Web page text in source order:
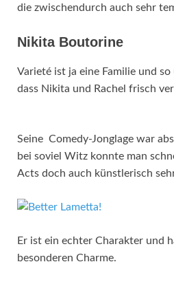
die zwischendurch auch sehr
Nikita Boutorine
Varieté ist ja eine Familie und
dass Nikita und Rachel frisch
Seine Comedy-Jonglage war
bei soviel Witz konnte man
Acts doch auch künstlerisch
Er ist ein echter Charakter und
besonderen Charme.